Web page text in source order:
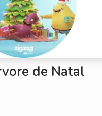
de Natal